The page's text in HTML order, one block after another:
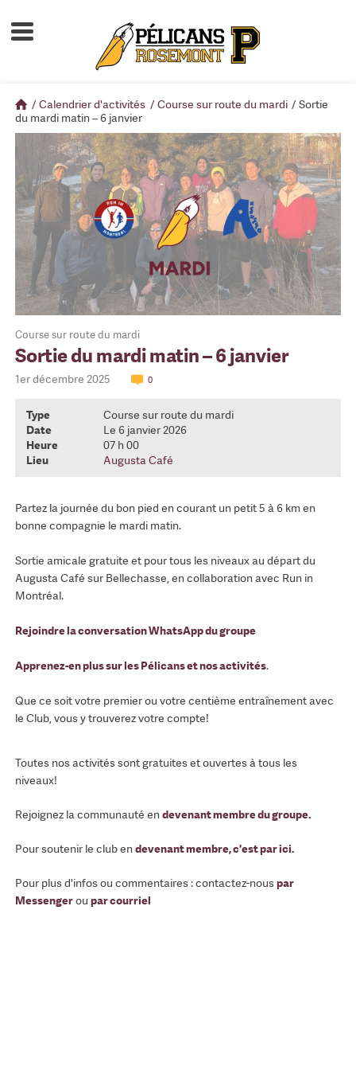
Accueil
Calendrier d'activités
Boutique
Devenir membre
/ Calendrier d'activités / Course sur route du mardi / Sortie
du mardi matin – 6 janvier
Course sur route du mardi
Sortie du mardi matin – 6 janvier
1er décembre 2025 0
Type
Course sur route du mardi
Date
Le 6 janvier 2026
Heure
07 h 00
Lieu
Augusta Café
Partez la journée du bon pied en courant un petit 5 à 6 km en
bonne compagnie le mardi matin.
Sortie amicale gratuite et pour tous les niveaux au départ du
Augusta Café sur Bellechasse, en collaboration avec Run in
Montréal.
Rejoindre la conversation WhatsApp du groupe
Apprenez-en plus sur les Pélicans et nos activités.
Que ce soit votre premier ou votre centième entraînement avec
le Club, vous y trouverez votre compte!
Toutes nos activités sont gratuites et ouvertes à tous les
niveaux!
Rejoignez la communauté endevenant membre du groupe.
Pour soutenir le club endevenant membre, c'est par ici.
Pour plus d'infos ou commentaires : contactez-nouspar
Messengerou par courriel